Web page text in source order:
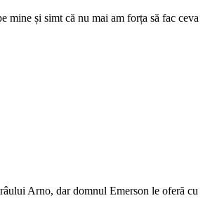
mine și simt că nu mai am forța să fac ceva
Arno, dar domnul Emerson le oferă cu